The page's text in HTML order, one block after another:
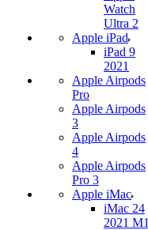
Watch
Ultra 2
Apple iPad
iPad 9
2021
Apple Airpods
Pro
Apple Airpods
3
Apple Airpods
4
Apple Airpods
Pro 3
Apple iMac
iMac 24
2021 M1